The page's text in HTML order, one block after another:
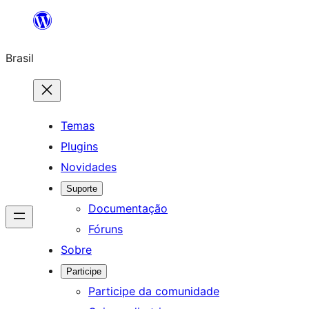
o
conteúdo
Brasil
Temas
Plugins
Novidades
Suporte
Documentação
Fóruns
Sobre
Participe
Participe da comunidade